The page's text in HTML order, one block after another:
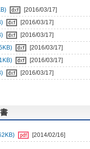
[2016/03/17]
[2016/03/17]
[2016/03/17]
[2016/03/17]
[2016/03/17]
[2016/03/17]
[2014/02/16]